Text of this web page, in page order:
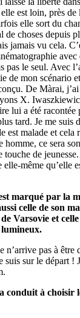
est loin, près
elle sort du
de choses depuis
jamais vu cela.
pas le seul. Avec
de mon scénario
De Màrai,
X.
lui a été racontée
tard. Je me suis
est malade et cela
homme, ce sera
de
même qu’elle
marqué par la
celle de son
Varsovie et
n’arrive pas à être
suis sur le départ !
conduit à choisir